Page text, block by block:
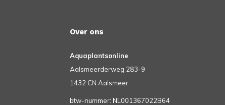
Over ons
Aquaplantsonline
Aalsmeerderweg 283-9
1432 CN Aalsmeer
btw-nummer: NL001367022B64